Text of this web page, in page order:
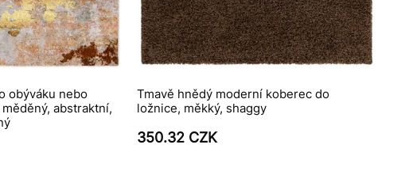
obýváku nebo
abstraktní,
Tmavě hnědý moderní koberec do
ložnice, měkký, shaggy
350.32 CZK